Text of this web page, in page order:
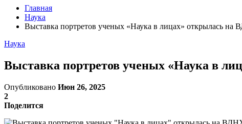
Главная
Наука
Выставка портретов ученых «Наука в лицах» открылась на
Наука
Выставка портретов ученых «Наука в
Опубликовано Июн 26, 2025
2
Поделится